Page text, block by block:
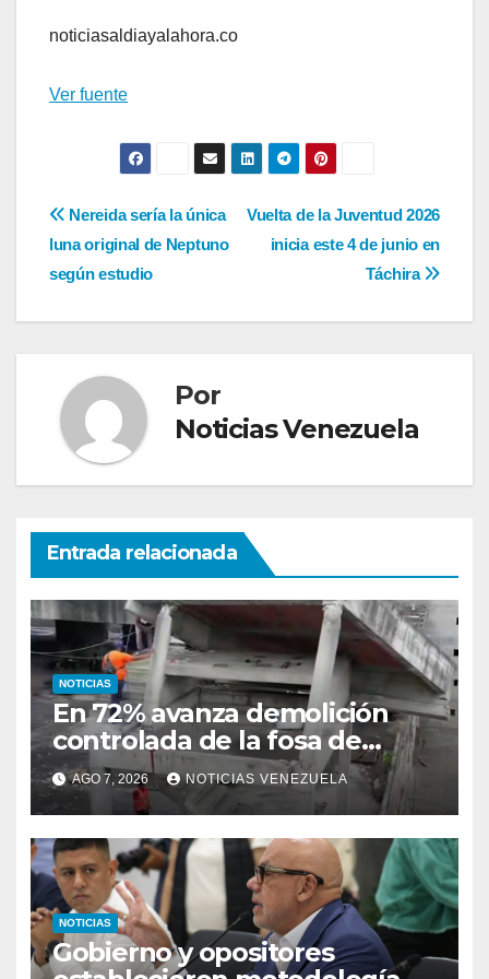
noticiasaldiayalahora.co
Ver fuente
Navegación
de
entradas
Vuelta de la Juventud 2026
inicia este 4 de junio en
Táchira
Nereida sería la única
luna original de Neptuno
según estudio
Por
Noticias Venezuela
Entrada relacionada
NOTICIAS
En 72% avanza demolición
controlada de la fosa de
ascensores en la Torre de
David
AGO 7, 2026 NOTICIAS VENEZUELA
NOTICIAS
Gobierno y opositores